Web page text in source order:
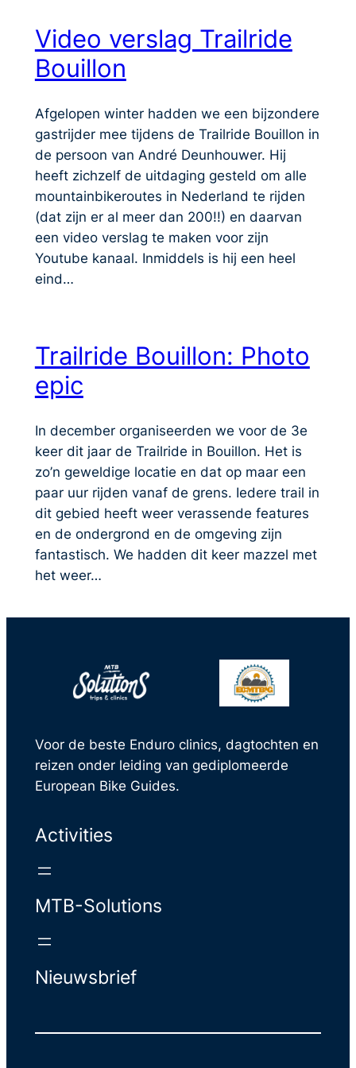
Video verslag Trailride
Bouillon
Afgelopen winter hadden we een bijzondere
gastrijder mee tijdens de Trailride Bouillon in
de persoon van André Deunhouwer. Hij
heeft zichzelf de uitdaging gesteld om alle
mountainbikeroutes in Nederland te rijden
(dat zijn er al meer dan 200!!) en daarvan
een video verslag te maken voor zijn
Youtube kanaal. Inmiddels is hij een heel
eind…
Trailride Bouillon: Photo
epic
In december organiseerden we voor de 3e
keer dit jaar de Trailride in Bouillon. Het is
zo’n geweldige locatie en dat op maar een
paar uur rijden vanaf de grens. Iedere trail in
dit gebied heeft weer verassende features
en de ondergrond en de omgeving zijn
fantastisch. We hadden dit keer mazzel met
het weer…
Voor de beste Enduro clinics, dagtochten en
reizen onder leiding van gediplomeerde
European Bike Guides.
Activities
MTB-Solutions
Nieuwsbrief